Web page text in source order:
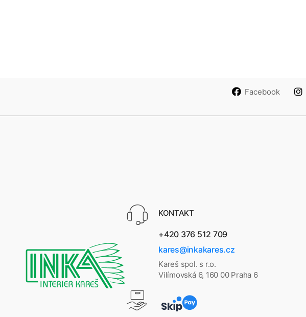
Facebook
KONTAKT
+420 376 512 709
kares@inkakares.cz
Kareš spol. s r.o.
Vilímovská 6, 160 00 Praha 6